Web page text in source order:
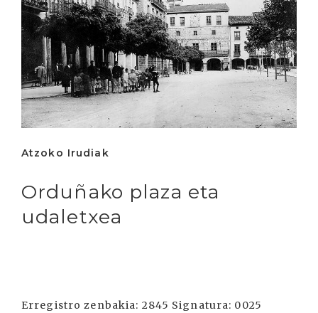
Atzoko Irudiak
Orduñako plaza eta
udaletxea
Erregistro zenbakia: 2845 Signatura: 0025